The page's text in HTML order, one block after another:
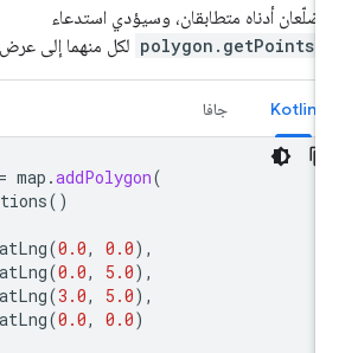
أدناه متطابقان، وسيؤدي استدعاء
لكل منهما إلى عرض
Kotlin
= map.addPolygon
LatLng(0.0 , 0.0
LatLng(0.0 , 5.0
LatLng(3.0 , 5.0
LatLng(0.0 , 0.0